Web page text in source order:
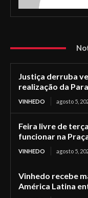
Justiça derruba
realização da
VINHEDO agosto 5,
Feira livre de
funcionar na
VINHEDO agosto 5,
Vinhedo recebe
América Latina